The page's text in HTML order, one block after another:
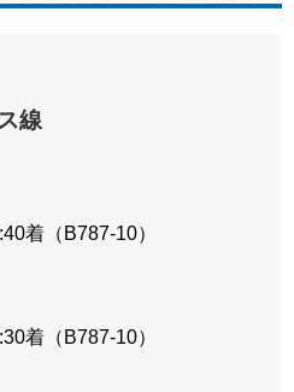
線
着（B787-10）
着（B787-10）